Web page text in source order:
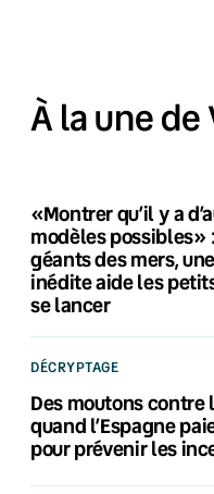
À la une de
«Montrer qu’il y a
modèles possibles»
géants des mers,
inédite aide les
se lancer
DÉCRYPTAGE
Des moutons contre
quand l’Espagne
pour prévenir les